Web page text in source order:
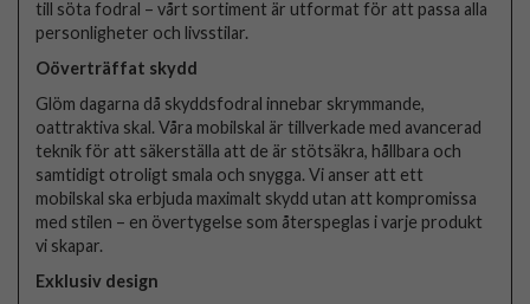
till söta fodral – vårt sortiment är utformat för att passa alla
personligheter och livsstilar.
Oöverträffat skydd
Glöm dagarna då skyddsfodral innebar skrymmande,
oattraktiva skal. Våra mobilskal är tillverkade med avancerad
teknik för att säkerställa att de är stötsäkra, hållbara och
samtidigt otroligt smala och snygga. Vi anser att ett
mobilskal ska erbjuda maximalt skydd utan att kompromissa
med stilen – en övertygelse som återspeglas i varje produkt
vi skapar.
Exklusiv design